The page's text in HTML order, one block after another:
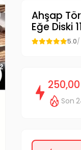
Ahşap
Eğe Diski
5.0/
250,00
Son